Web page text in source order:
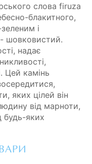
слова firuza
блакитного,
і
- шовковистий.
надає
Цей камінь
яких цілей він
від марноти,
будь-яких